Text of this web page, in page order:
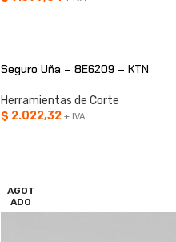
Seguro Uña – 8E6209 – KTN
Herramientas de Corte
$ 2.022,32 + IVA
AGOT
ADO